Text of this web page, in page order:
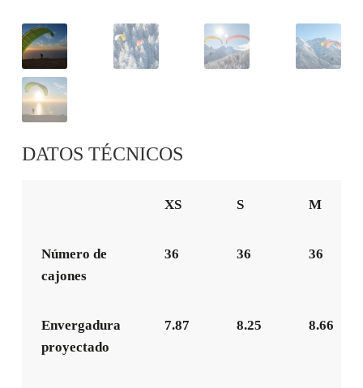
DATOS TÉCNICOS
XS S M
Número de
cajones
36 36 36
Envergadura
proyectado
7.87 8.25 8.66